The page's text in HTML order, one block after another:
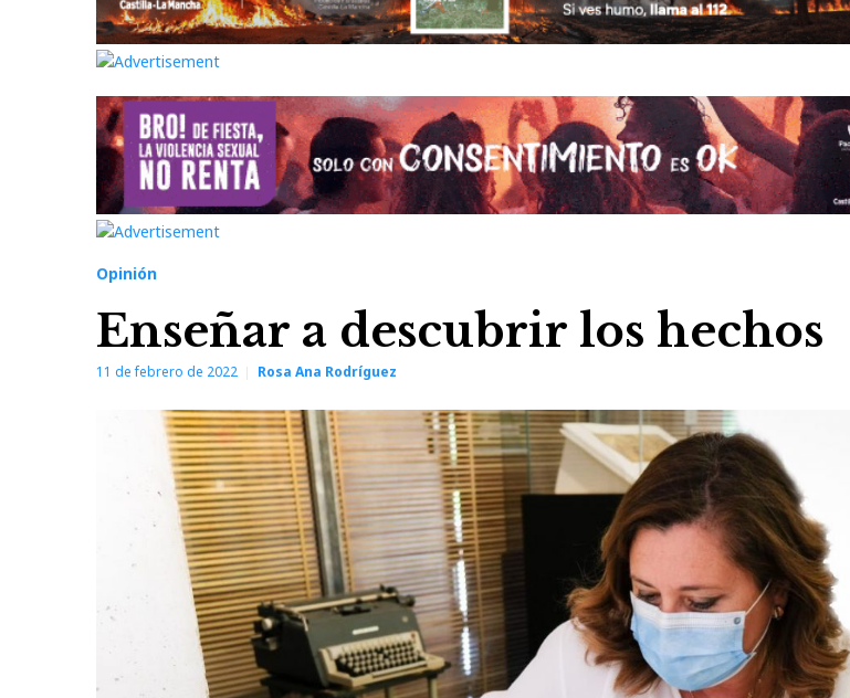
Opinión
Enseñar a descubrir los hechos
11 de febrero de 2022 Rosa Ana Rodríguez